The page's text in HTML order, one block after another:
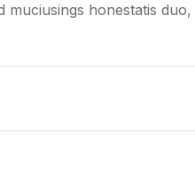
muciusings honestatis